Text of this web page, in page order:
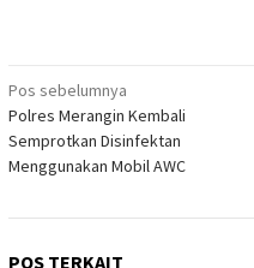
Navigasi
pos
Pos sebelumnya
Polres Merangin Kembali
Semprotkan Disinfektan
Menggunakan Mobil AWC
POS TERKAIT